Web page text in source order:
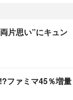
片思い”にキュン
ファミマ45％増量